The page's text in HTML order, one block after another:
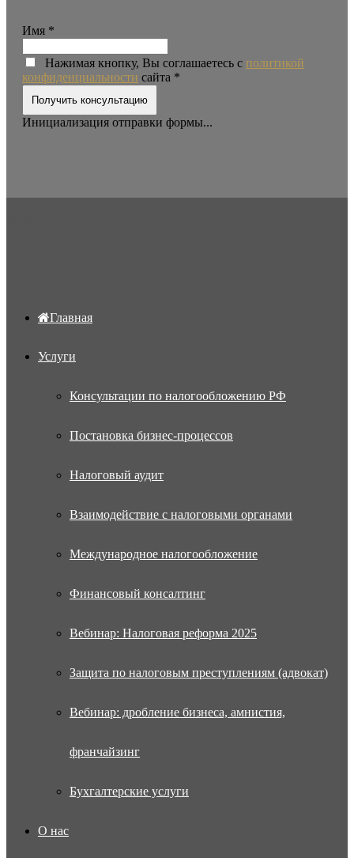
Имя *
Нажимая кнопку, Вы соглашаетесь с политикой
конфиденциальности сайта *
Получить консультацию
Инициализация отправки формы...
Главная
Услуги
Консультации по налогообложению РФ
Постановка бизнес-процессов
Налоговый аудит
Взаимодействие с налоговыми органами
Международное налогообложение
Финансовый консалтинг
Вебинар: Налоговая реформа 2025
Защита по налоговым преступлениям (адвокат)
Вебинар: дробление бизнеса, амнистия,
франчайзинг
Бухгалтерские услуги
О нас